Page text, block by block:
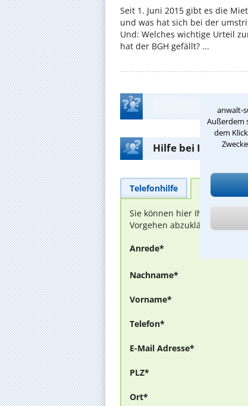
anwalt-
Außerdem
dem
Seit 1. Juni 2015 gibt es die
und was hat sich bei der
Und: Welches wichtige Urteil
hat der BGH gefällt? ...
Hilfe bei Ihrer
Telefonhilfe
Sie können hier Ihren Fall
Vorgehen abzuklären. Die
Anrede*
Nachname*
Vorname*
Telefon*
E-Mail Adresse*
PLZ*
Ort*